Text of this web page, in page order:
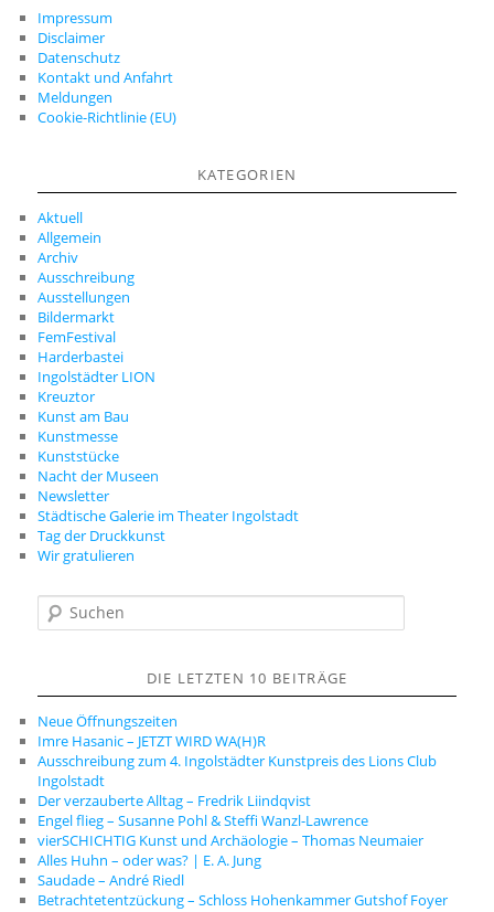
Impressum
Disclaimer
Datenschutz
Kontakt und Anfahrt
Meldungen
Cookie-Richtlinie (EU)
KATEGORIEN
Aktuell
Allgemein
Archiv
Ausschreibung
Ausstellungen
Bildermarkt
FemFestival
Harderbastei
Ingolstädter LION
Kreuztor
Kunst am Bau
Kunstmesse
Kunststücke
Nacht der Museen
Newsletter
Städtische Galerie im Theater Ingolstadt
Tag der Druckkunst
Wir gratulieren
n
DIE LETZTEN 10 BEITRÄGE
Neue Öffnungszeiten
Imre Hasanic – JETZT WIRD WA(H)R
Ausschreibung zum 4. Ingolstädter Kunstpreis des Lions Club
Ingolstadt
Der verzauberte Alltag – Fredrik Liindqvist
Engel flieg – Susanne Pohl & Steffi Wanzl-Lawrence
vierSCHICHTIG Kunst und Archäologie – Thomas Neumaier
Alles Huhn – oder was? | E. A. Jung
Saudade – André Riedl
Betrachtetentzückung – Schloss Hohenkammer Gutshof Foyer